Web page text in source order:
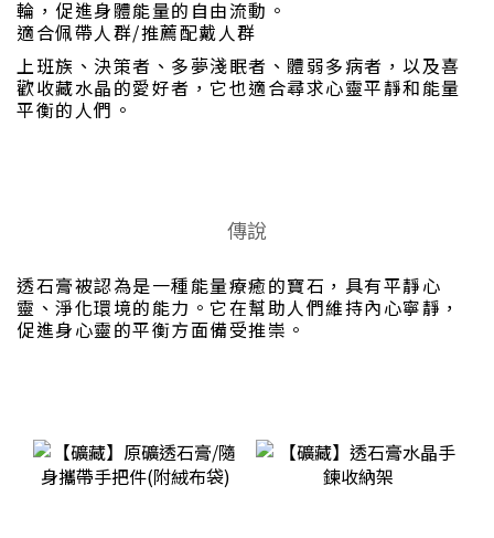
輪，促進身體能量的自由流動。
適合佩帶人群/推薦配戴人群
上班族、決策者、多夢淺眠者、體弱多病者，以及喜
歡收藏水晶的愛好者，它也適合尋求心靈平靜和能量
平衡的人們。
傳說
透石膏被認為是一種能量療癒的寶石，具有平靜心
靈、淨化環境的能力。它在幫助人們維持內心寧靜，
促進身心靈的平衡方面備受推崇。